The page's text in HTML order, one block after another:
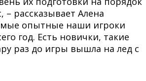
рассказывает Алена
опытные наши игроки
год. Есть новички, такие
раз до игры вышла на лед с